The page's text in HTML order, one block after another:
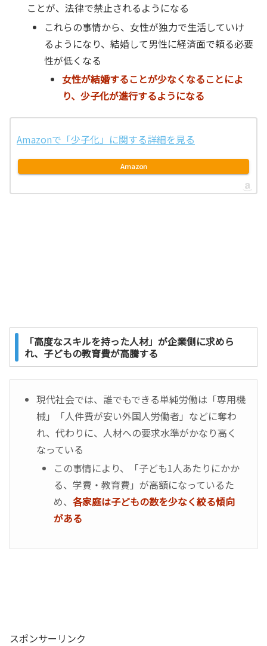
ことが、法律で禁止されるようになる
これらの事情から、女性が独力で生活していけ
るようになり、結婚して男性に経済面で頼る必要
性が低くなる
女性が結婚することが少なくなることによ
り、少子化が進行するようになる
Amazonで「少子化」に関する詳細を見る
Amazon
「高度なスキルを持った人材」が企業側に求めら
れ、子どもの教育費が高騰する
現代社会では、誰でもできる単純労働は「専用機
械」「人件費が安い外国人労働者」などに奪わ
れ、代わりに、人材への要求水準がかなり高く
なっている
この事情により、「子ども1人あたりにかか
る、学費・教育費」が高額になっているた
め、各家庭は子どもの数を少なく絞る傾向
がある
スポンサーリンク